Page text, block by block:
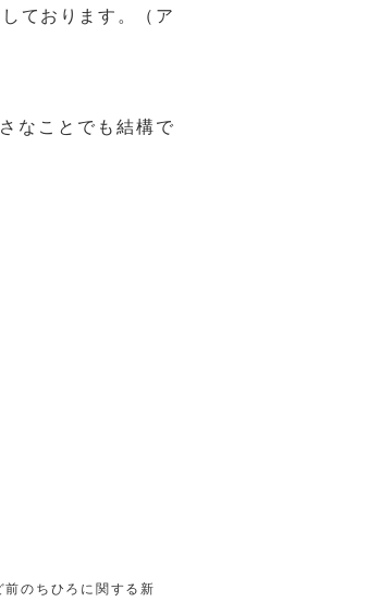
ております。（ア
なことでも結構で
のちひろに関する新